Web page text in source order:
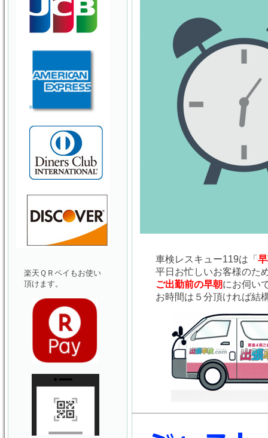
車検レスキュー119は「
平日お忙しいお客様のた
ご出勤前の早朝にお伺い
お時間は５分頂ければ結
楽天ＱＲペイもお使い
頂けます。